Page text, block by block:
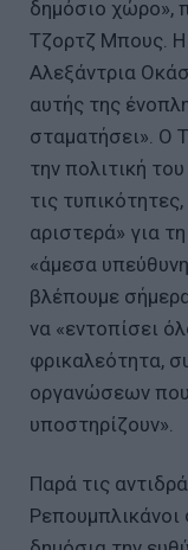
δημόσιο χώρο»,
Τζορτζ Μπους. Η
Αλεξάντρια
αυτής της
σταματήσει». Ο
την πολιτική
τις
αριστερά» για
«άμεσα
βλέπουμε
να «εντοπίσει
φρικαλεότητα,
οργανώσεων που
υποστηρίζουν».
Παρά τις
Ρεπουμπλικάνοι